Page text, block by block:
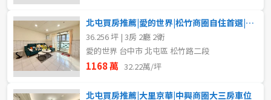
北屯買房推薦|愛的世界|松竹商圈自住首選|視野三房車位
36.256 坪 | 3房 2廳 2衛
愛的世界 台中市 北屯區 松竹路二段
1168 萬 32.22萬/坪
北屯買房推薦|大里京華|中興商圈大三房車位